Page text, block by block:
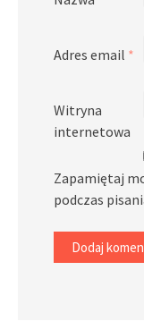
Adres email *
Witryna
internetowa
Zapamiętaj
podczas